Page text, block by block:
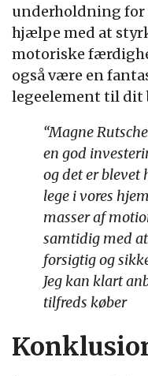
underholdning for
hjælpe med at
motoriske
også være en
legeelement til dit
“Magne
en god
og det er blevet
lege i vores
masser af
samtidig med
forsigtig og
Jeg kan klart
tilfreds køber